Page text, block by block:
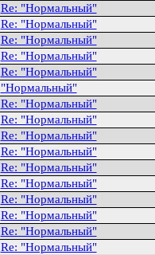
Re: "Hоpмальный"
Re: "Hоpмальный"
Re: "Hоpмальный"
Re: "Hоpмальный"
Re: "Hоpмальный"
"Hоpмальный"
Re: "Hоpмальный"
Re: "Hоpмальный"
Re: "Hоpмальный"
Re: "Hоpмальный"
Re: "Hоpмальный"
Re: "Hоpмальный"
Re: "Hоpмальный"
Re: "Hоpмальный"
Re: "Hоpмальный"
Re: "Hоpмальный"